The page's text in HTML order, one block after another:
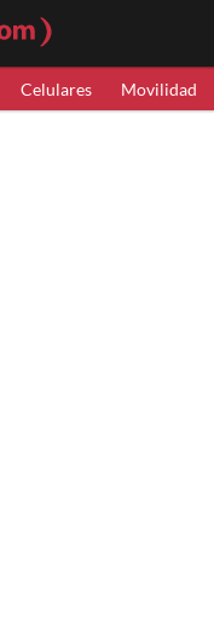
Celulares Movilidad